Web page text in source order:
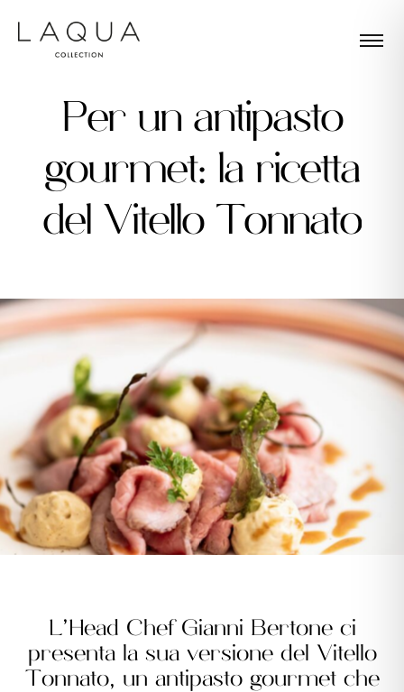
Per un antipasto
gourmet: la ricetta
del Vitello Tonnato
L’Head Chef Gianni Bertone ci
presenta la sua versione del Vitello
Tonnato, un antipasto gourmet che